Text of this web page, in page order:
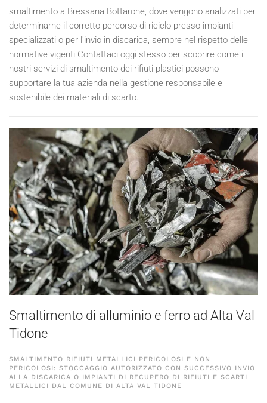
smaltimento a Bressana Bottarone, dove vengono analizzati per
determinarne il corretto percorso di riciclo presso impianti
specializzati o per l'invio in discarica, sempre nel rispetto delle
normative vigenti.Contattaci oggi stesso per scoprire come i
nostri servizi di smaltimento dei rifiuti plastici possono
supportare la tua azienda nella gestione responsabile e
sostenibile dei materiali di scarto.
Smaltimento di alluminio e ferro ad Alta Val
Tidone
SMALTIMENTO RIFIUTI METALLICI PERICOLOSI E NON
PERICOLOSI: STOCCAGGIO AUTORIZZATO CON SUCCESSIVO INVIO
ALLA DISCARICA O IMPIANTI DI RECUPERO DI RIFIUTI E SCARTI
METALLICI DAL COMUNE DI ALTA VAL TIDONE